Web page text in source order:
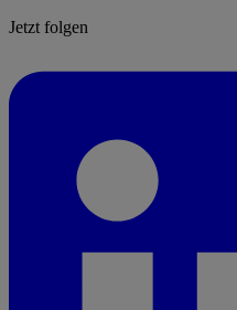
Jetzt folgen